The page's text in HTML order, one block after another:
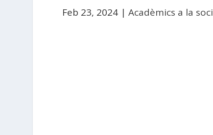
Feb 23, 2024 |Acadèmics a la